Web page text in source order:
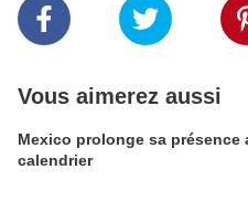
Vous aimerez aussi
Mexico prolonge sa présence
calendrier